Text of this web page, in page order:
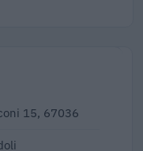
15, 67036